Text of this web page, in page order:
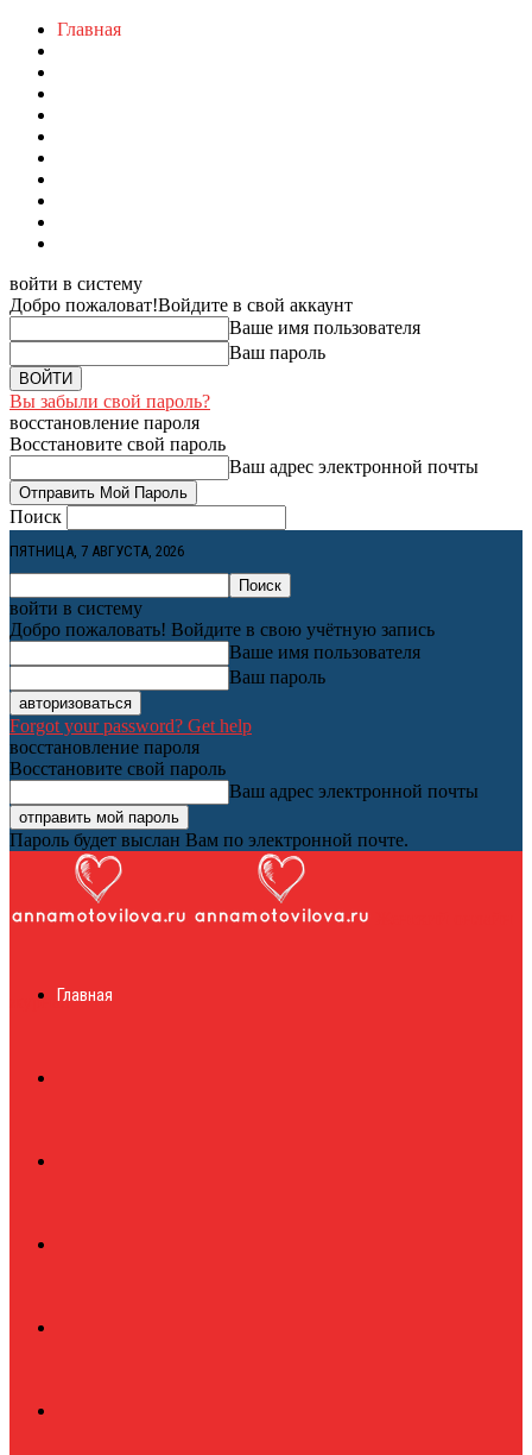
Главная
войти в систему
Добро пожаловат!Войдите в свой аккаунт
Ваше имя пользователя
Ваш пароль
Вы забыли свой пароль?
восстановление пароля
Восстановите свой пароль
Ваш адрес электронной почты
Поиск
ПЯТНИЦА, 7 АВГУСТА, 2026
войти в систему
Добро пожаловать! Войдите в свою учётную запись
Ваше имя пользователя
Ваш пароль
Forgot your password? Get help
восстановление пароля
Восстановите свой пароль
Ваш адрес электронной почты
Пароль будет выслан Вам по электронной почте.
журналГлавная